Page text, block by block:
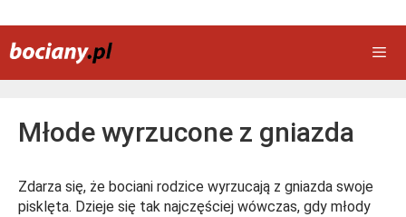
do
treści
Młode wyrzucone z gniazda
Zdarza się, że bociani rodzice wyrzucają z gniazda swoje
pisklęta. Dzieje się tak najczęściej wówczas, gdy młody